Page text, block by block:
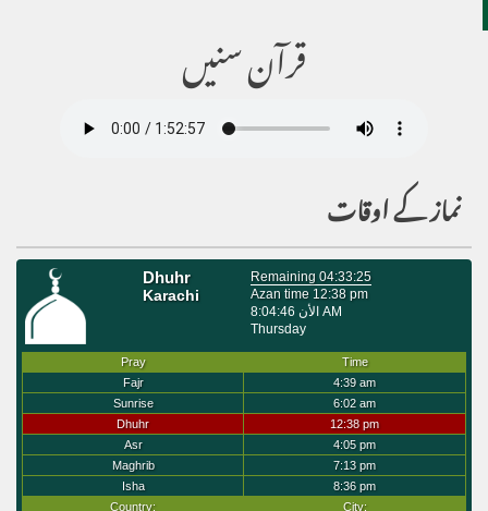
قرآن سنیں
نماز کے اوقات